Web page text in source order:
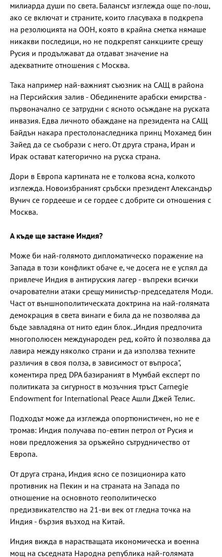
милиарда души по света. Балансът изглежда още по-лош,
ако се включат и страните, които гласуваха в подкрепа
на резолюцията на ООН, която в крайна сметка нямаше
никакви последици, но не подкрепят санкциите срещу
Русия и продължават да отдават значение на
адекватните отношения с Москва.
Така например най-важният съюзник на САЩ в района
на Персийския залив - Обединените арабски емирства -
първоначално се затрудни с ясното осъждане на руската
инвазия. Едва личното обаждане на президента на САЩ
Байдън накара престолонаследника принц Мохамед бин
Зайед да се съобрази с него. От друга страна, Иран и
Ирак остават категорично на руска страна.
Дори в Европа картината не е толкова ясна, колкото
изглежда. Новоизбраният сръбски президент Александър
Вучич се гордееше и се гордее с добрите си отношения с
Москва.
А къде ще застане Индия?
Може би най-голямото дипломатическо поражение на
Запада в този конфликт обаче е, че досега не е успял да
привлече Индия в антируския лагер - въпреки всички
очарователни атаки срещу министър-председателя Моди.
Част от външнополитическата доктрина на най-голямата
демокрация в света винаги е била да не позволява да
бъде завладяна от нито един блок. „Индия предпочита
многополюсен международен ред, който ѝ позволява да
лавира между няколко страни и да използва техните
различия в своя полза, в зависимост от въпроса",
коментира пред DPA базираният в Мумбай експерт по
политиката за сигурност в мозъчния тръст Carnegie
Endowment for International Peace Ашли Джей Телис.
Подходът може да изглежда опортюнистичен, но не е
тромав: Индия получава по-евтин петрол от Русия и
нови предложения за оръжейно сътрудничество от
Европа.
От друга страна, Индия ясно се позиционира като
противник на Пекин и на страната на Запада по
отношение на основното геополитическо
предизвикателство на 21-ви век от гледна точка на
Индия - бързия възход на Китай.
Индия вижда в нарастващата икономическа и военна
мощ на съседната Народна република най-голямата